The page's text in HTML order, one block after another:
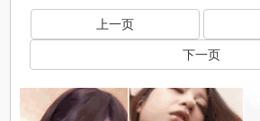
上一页
下一页